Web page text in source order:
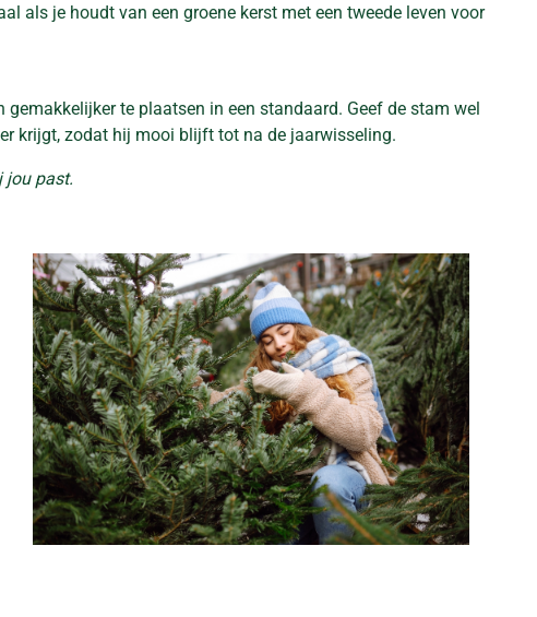
als je houdt van een groene kerst met een tweede leven voor
te plaatsen in een standaard. Geef de stam wel
krijgt, zodat hij mooi blijft tot na de jaarwisseling.
jou past.